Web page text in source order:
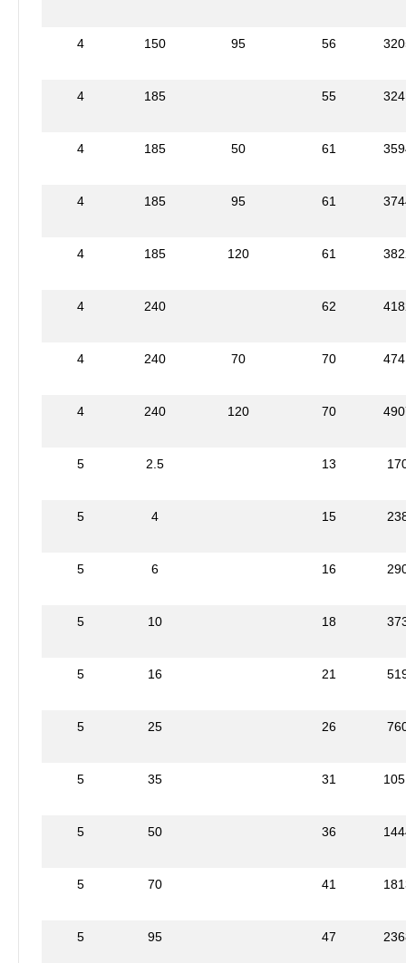
4 150 95 56
4 185 55
4 185 50 61
4 185 95 61
4 185 120 61
4 240 62
4 240 70 70
4 240 120 70
5 2.5 13
5 4 15
5 6 16
5 10 18
5 16 21
5 25 26
5 35 31
5 50 36
5 70 41
5 95 47